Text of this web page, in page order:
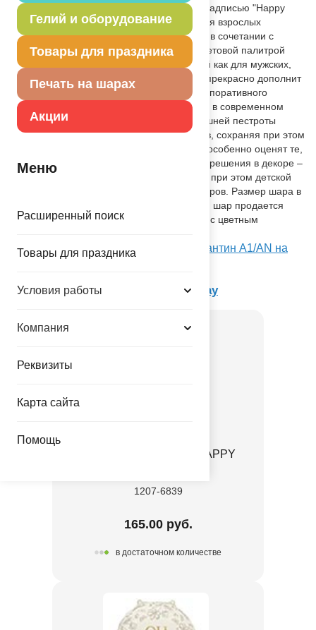
Гелий и оборудование
Товары для праздника
Печать на шарах
Акции
Меню
Расширенный поиск
Товары для праздника
Условия работы
Компания
Реквизиты
Карта сайта
Помощь
изображением серпантина и стильной надписью "Happy
Birthday" станет идеальным выбором для взрослых
праздников. Благородный блеск фольги в сочетании с
графичным рисунком и нейтральной цветовой палитрой
создаёт элегантный акцент, подходящий как для мужских,
так и для женских торжеств. Такой шар прекрасно дополнит
оформление ресторанного банкета, корпоративного
мероприятия или домашнего праздника в современном
стиле. Его лаконичный дизайн без излишней пестроты
подчеркнёт хороший вкус организаторов, сохраняя при этом
праздничную атмосферу. Этот вариант особенно оценят те,
кто предпочитает стильные и солидные решения в декоре –
он добавляет торжественности, избегая при этом детской
наивности традиционных воздушных шаров. Размер шара в
ненадутом виде: 81см. Фольгированный шар продается
ненадутым, в индивидуальной упаковке с цветным
Посмотреть А ДЖАМБО/УП HB Серпантин А1/AN на
Товар из коллекции Happy Birthday
ПД ФИГУРА Конфета HAPPY
1207-6839
165.00 руб.
в достаточном количестве